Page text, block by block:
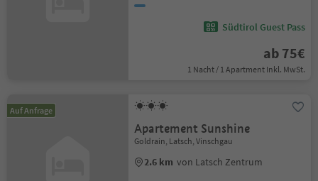
Südtirol Guest Pass
ab 75€
1 Nacht / 1 Apartment Inkl. MwSt.
Auf Anfrage
Apartement Sunshine
Goldrain, Latsch, Vinschgau
2.6 km von Latsch Zentrum